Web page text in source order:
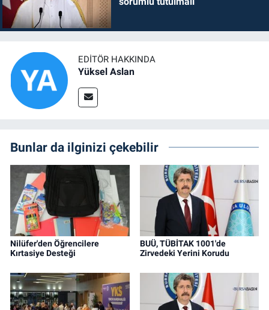
EDITÖR HAKKINDA
Yüksel Aslan
Bunlar da ilginizi çekebilir
Nilüfer'den Öğrencilere
Kırtasiye Desteği
BUÜ, TÜBİTAK 1001'de
Zirvedeki Yerini Korudu